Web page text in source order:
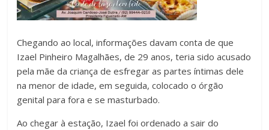
Chegando ao local, informações davam conta de que
Izael Pinheiro Magalhães, de 29 anos, teria sido acusado
pela mãe da criança de esfregar as partes íntimas dele
na menor de idade, em seguida, colocado o órgão
genital para fora e se masturbado.
Ao chegar à estação, Izael foi ordenado a sair do